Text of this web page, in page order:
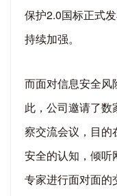
保护2.0国标正式
持续加强。
而面对信息安全风
此，公司邀请了
察交流会议，目的
安全的认知，倾听
专家进行面对面的